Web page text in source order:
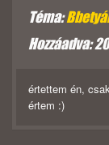
Téma:
Hozzáadva:
értettem én,
értem :)